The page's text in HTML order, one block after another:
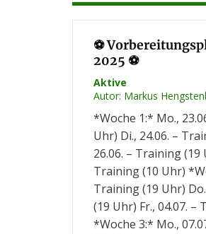
⚽
2025 ⚽
Aktive
Autor: Markus
*Woche 1:* Mo.,
Uhr) Di., 24.06. –
26.06. – Training (19
Training (10 Uhr)
Training (19 Uhr)
(19 Uhr) Fr., 04.07. –
*Woche 3:* Mo.,